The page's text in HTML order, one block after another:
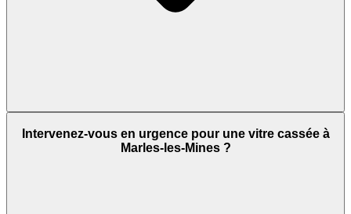
Intervenez-vous en urgence pour une vitre cassée à
Marles-les-Mines ?